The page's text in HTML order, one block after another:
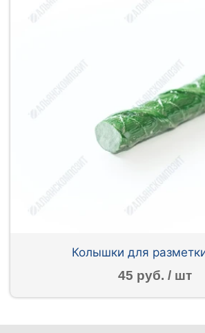
Колышки для
45 руб. / шт